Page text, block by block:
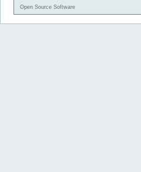
Open Source Software